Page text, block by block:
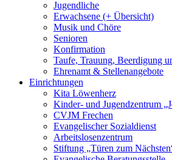
Jugendliche
Erwachsene (+ Übersicht)
Musik und Chöre
Senioren
Konfirmation
Taufe, Trauung, Beerdigung
Ehrenamt & Stellenangebote
Einrichtungen
Kita Löwenherz
Kinder- und Jugendzentrum
CVJM Frechen
Evangelischer Sozialdienst
Arbeitslosenzentrum
Stiftung „Türen zum